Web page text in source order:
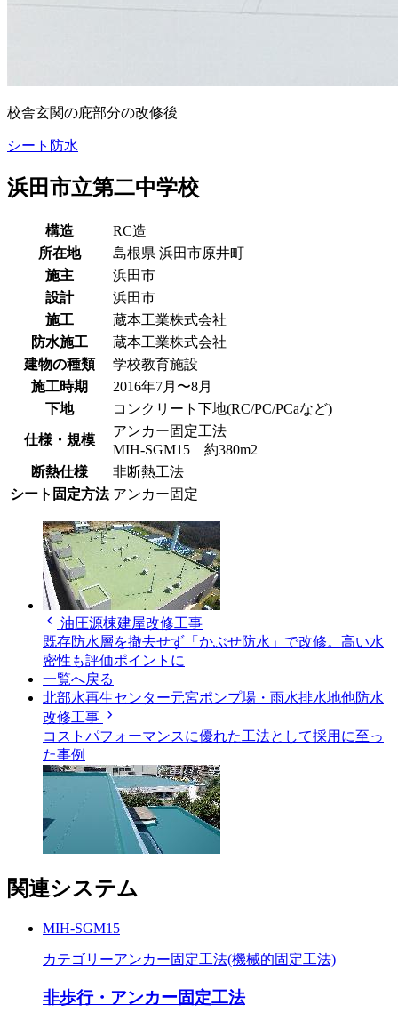
校舎玄関の庇部分の改修後
シート防水
浜田市立第二中学校
構造
RC造
所在地
島根県 浜田市原井町
施主
浜田市
設計
浜田市
施工
蔵本工業株式会社
防水施工
蔵本工業株式会社
建物の種類
学校教育施設
施工時期
2016年7月〜8月
下地
コンクリート下地(RC/PC/PCaなど)
仕様・規模
アンカー固定工法
MIH-SGM15 約380m2
断熱仕様
非断熱工法
シート固定方法 アンカー固定
chevron_left 油圧源棟建屋改修工事
既存防水層を撤去せず「かぶせ防水」で改修。高い水
密性も評価ポイントに
一覧へ戻る
北部水再生センター元宮ポンプ場・雨水排水地他防水
改修工事 chevron_right
コストパフォーマンスに優れた工法として採用に至っ
た事例
関連システム
MIH-SGM15
カテゴリーアンカー固定工法(機械的固定工法)
非歩行・アンカー固定工法